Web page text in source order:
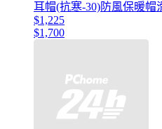
耳帽(抗寒-30)防風保暖帽
$1,225
$1,700